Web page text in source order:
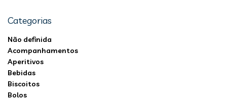
Categorias
Não definida
Acompanhamentos
Aperitivos
Bebidas
Biscoitos
Bolos